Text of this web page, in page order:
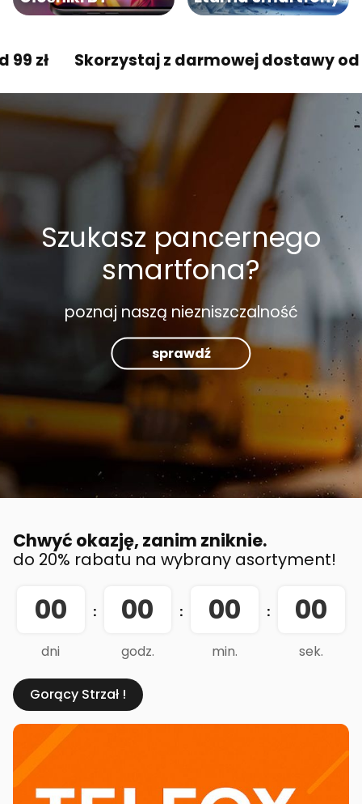
Skorzystaj z darmowej dostawy od 99 zł
Szukasz pancernego
smartfona?
poznaj naszą niezniszczalność
sprawdź
Chwyć okazję, zanim zniknie.
do 20% rabatu na wybrany asortyment!
00
dni
: 00
godz.
: 00
min.
: 00
sek.
Gorący Strzał !